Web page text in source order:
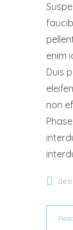
enim
Duis
non